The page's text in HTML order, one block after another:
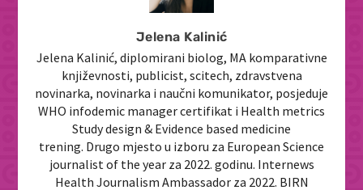
Jelena Kalinić
Jelena Kalinić, diplomirani biolog, MA komparativne
književnosti, publicist, scitech, zdravstvena
novinarka, novinarka i naučni komunikator, posjeduje
WHO infodemic manager certifikat i Health metrics
Study design & Evidence based medicine
trening. Drugo mjesto u izboru za European Science
journalist of the year za 2022. godinu. Internews
Health Journalism Ambassador za 2022. BIRN